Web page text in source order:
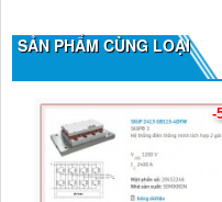
SẢN PHẨM CÙNG LOẠI
-